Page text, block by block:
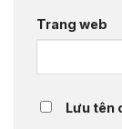
Trang web
Lưu tên